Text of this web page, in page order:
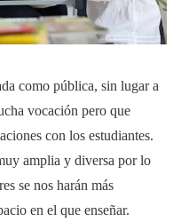
como pública, sin lugar a
vocación pero que
con los estudiantes.
amplia y diversa por lo
se nos harán más
en el que enseñar.